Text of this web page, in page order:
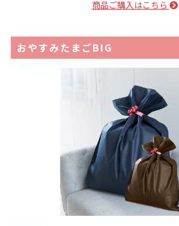
商品ご購入はこちら
おやすみたまごBIG